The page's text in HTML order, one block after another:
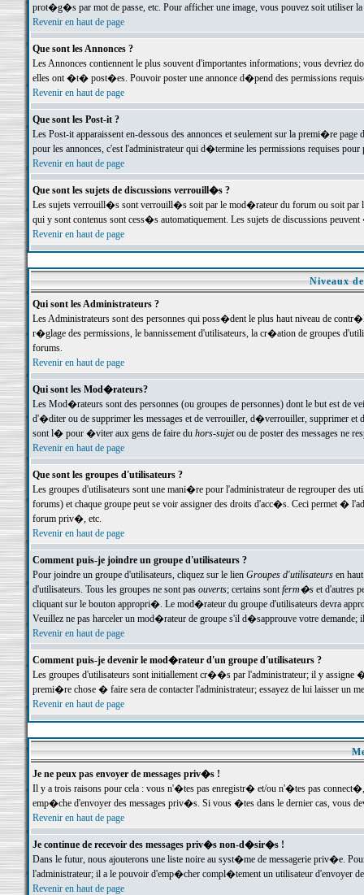
prot�g�s par mot de passe, etc. Pour afficher une image, vous pouvez soit
Revenir en haut de page
Que sont les Annonces ?
Les Annonces contiennent le plus souvent d'importantes informations; vous devriez
elles ont �t� post�es. Pouvoir poster une annonce d�pend des permissions
Revenir en haut de page
Que sont les Post-it ?
Les Post-it apparaissent en-dessous des annonces et seulement sur la premi�re
pour les annonces, c'est l'administrateur qui d�termine les permissions requises pour
Revenir en haut de page
Que sont les sujets de discussions verrouill�s ?
Les sujets verrouill�s sont verrouill�s soit par le mod�rateur du forum ou soit par
qui y sont contenus sont cess�s automatiquement. Les sujets de discussions
Revenir en haut de page
Niveaux
Qui sont les Administrateurs ?
Les Administrateurs sont des personnes qui poss�dent le plus haut niveau de
r�glage des permissions, le bannissement d'utilisateurs, la cr�ation de groupes
forums.
Revenir en haut de page
Qui sont les Mod�rateurs?
Les Mod�rateurs sont des personnes (ou groupes de personnes) dont le but est de
d'�diter ou de supprimer les messages et de verrouiller, d�verrouiller, supprimer
sont l� pour �viter aux gens de faire du hors-sujetou de poster des messages ne
Revenir en haut de page
Que sont les groupes d'utilisateurs ?
Les groupes d'utilisateurs sont une mani�re pour l'administrateur de regrouper des
forums) et chaque groupe peut se voir assigner des droits d'acc�s. Ceci permet
forum priv�, etc.
Revenir en haut de page
Comment puis-je joindre un groupe d'utilisateurs ?
Pour joindre un groupe d'utilisateurs, cliquez sur le lien Groupes d'utilisateursen haut
d'utilisateurs. Tous les groupes ne sont pas ouverts; certains sontferm�set d'autres
cliquant sur le bouton appropri�. Le mod�rateur du groupe d'utilisateurs devra
Veuillez ne pas harceler un mod�rateur de groupe s'il d�sapprouve votre demande;
Revenir en haut de page
Comment puis-je devenir le mod�rateur d'un groupe d'utilisateurs ?
Les groupes d'utilisateurs sont initiallement cr��s par l'administrateur; il y
premi�re chose � faire sera de contacter l'administrateur; essayez de lui laisser un
Revenir en haut de page
Je ne peux pas envoyer de messages priv�s !
Il y a trois raisons pour cela : vous n'�tes pas enregistr� et/ou n'�tes pas
emp�che d'envoyer des messages priv�s. Si vous �tes dans le dernier cas, vous
Revenir en haut de page
Je continue de recevoir des messages priv�s non-d�sir�s !
Dans le futur, nous ajouterons une liste noire au syst�me de messagerie priv�e.
l'administrateur; il a le pouvoir d'emp�cher compl�tement un utilisateur d'envoyer
Revenir en haut de page